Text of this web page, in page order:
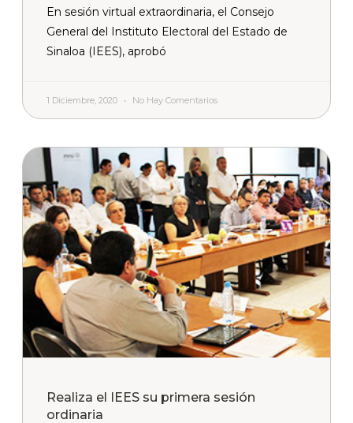
En sesión virtual extraordinaria, el Consejo
General del Instituto Electoral del Estado de
Sinaloa (IEES), aprobó
1 Diciembre, 2020 No Hay Comentarios
Realiza el IEES su primera sesión
ordinaria